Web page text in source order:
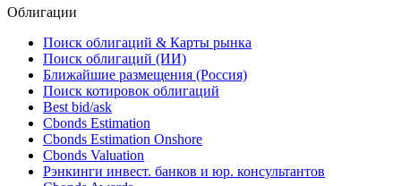
уменьшил(-ла) долю владения в капитале MKПAO
05.08.2026
Облигации
Поиск облигаций & Карты рынка
Поиск облигаций (ИИ)
Ближайшие размещения (Россия)
Поиск котировок облигаций
Best bid/ask